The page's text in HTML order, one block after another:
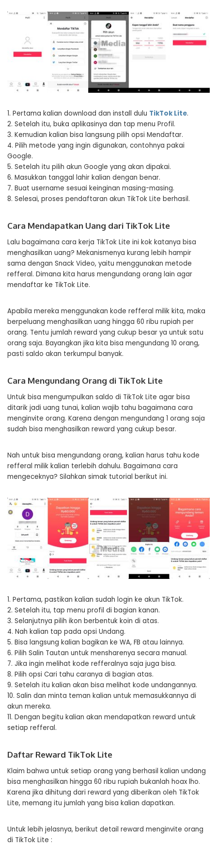
1. Pertama kalian download dan install dulu TikTok Lite.
2. Setelah itu, buka aplikasinya dan tap menu Profil.
3. Kemudian kalian bisa langsung pilih opsi Mendaftar.
4. Pilih metode yang ingin digunakan, contohnya pakai
Google.
5. Setelah itu pilih akun Google yang akan dipakai.
6. Masukkan tanggal lahir kalian dengan benar.
7. Buat username sesuai keinginan masing-masing.
8. Selesai, proses pendaftaran akun TikTok Lite berhasil.
Cara Mendapatkan Uang dari TikTok Lite
Lalu bagaimana cara kerja TikTok Lite ini kok katanya bisa
menghasilkan uang? Mekanismenya kurang lebih hampir
sama dengan Snack Video, yaitu menggunakan metode
refferal. Dimana kita harus mengundang orang lain agar
mendaftar ke TikTok Lite.
Apabila mereka menggunakan kode refferal milik kita, maka
berpeluang menghasilkan uang hingga 60 ribu rupiah per
orang. Tentu jumlah reward yang cukup besar ya untuk satu
orang saja. Bayangkan jika kita bisa mengundang 10 orang,
pasti saldo akan terkumpul banyak.
Cara Mengundang Orang di TikTok Lite
Untuk bisa mengumpulkan saldo di TikTok Lite agar bisa
ditarik jadi uang tunai, kalian wajib tahu bagaimana cara
menginvite orang. Karena dengan mengundang 1 orang saja
sudah bisa menghasilkan reward yang cukup besar.
Nah untuk bisa mengundang orang, kalian harus tahu kode
refferal milik kalian terlebih dahulu. Bagaimana cara
mengeceknya? Silahkan simak tutorial berikut ini.
1. Pertama, pastikan kalian sudah login ke akun TikTok.
2. Setelah itu, tap menu profil di bagian kanan.
3. Selanjutnya pilih ikon berbentuk koin di atas.
4. Nah kalian tap pada opsi Undang.
5. Bisa langsung kalian bagikan ke WA, FB atau lainnya.
6. Pilih Salin Tautan untuk mensharenya secara manual.
7. Jika ingin melihat kode refferalnya saja juga bisa.
8. Pilih opsi Cari tahu caranya di bagian atas.
9. Setelah itu kalian akan bisa melihat kode undangannya.
10. Salin dan minta teman kalian untuk memasukkannya di
akun mereka.
11. Dengan begitu kalian akan mendapatkan reward untuk
setiap refferal.
Daftar Reward TikTok Lite
Klaim bahwa untuk setiap orang yang berhasil kalian undang
bisa menghasilkan hingga 60 ribu rupiah bukanlah hoax lho.
Karena jika dihitung dari reward yang diberikan oleh TikTok
Lite, memang itu jumlah yang bisa kalian dapatkan.
Untuk lebih jelasnya, berikut detail reward menginvite orang
di TikTok Lite :